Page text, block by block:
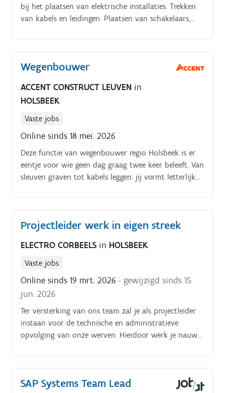
bij het plaatsen van elektrische installaties. Trekken
van kabels en leidingen. Plaatsen van schakelaars,
Wegenbouwer
ACCENT CONSTRUCT LEUVEN in
HOLSBEEK
Vaste jobs
Online sinds 18 mei. 2026
Deze functie van wegenbouwer regio Holsbeek is er
eentje voor wie geen dag graag twee keer beleeft. Van
sleuven graven tot kabels leggen: jij vormt letterlijk
Projectleider werk in eigen streek
ELECTRO CORBEELS in HOLSBEEK
Vaste jobs
Online sinds 19 mrt. 2026 - gewijzigd sinds 15
jun. 2026
Ter versterking van ons team zal je als projectleider
instaan voor de technische en administratieve
opvolging van onze werven. Hierdoor werk je nauw
appartementen), openbare sector ( scholen, musea,
universiteiten, banken ed;) en industrie voorzien wij
SAP Systems Team Lead